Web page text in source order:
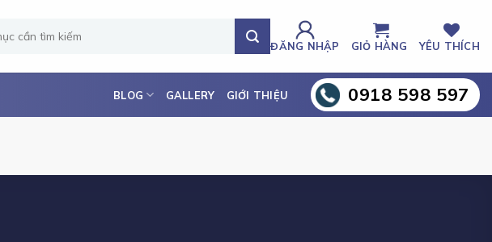
ĐĂNG NHẬP GIỎ HÀNG YÊU THÍCH
BLOG GALLERY GIỚI THIỆU 0918 598 597